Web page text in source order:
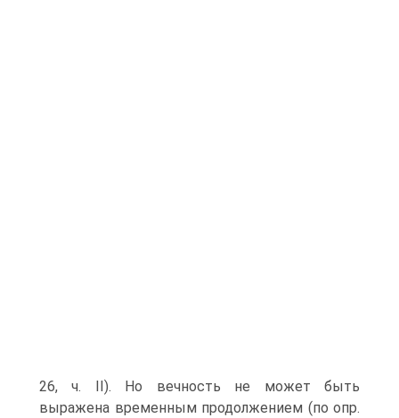
26, ч. II). Но вечность не может быть
выражена временным продолжением (по опр.